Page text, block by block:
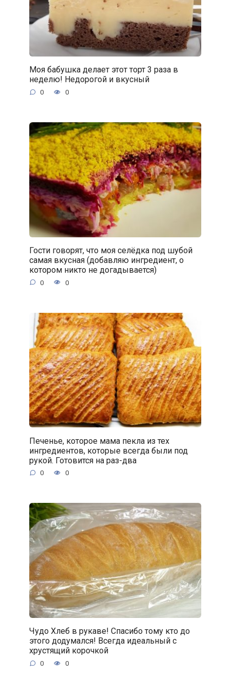
Моя бабушка делает этот торт 3 раза в
неделю! Недорогой и вкусный
0 0
Гости говорят, что моя селёдка под шубой
самая вкусная (добавляю ингредиент, о
котором никто не догадывается)
0 0
Печенье, которое мама пекла из тех
ингредиентов, которые всегда были под
рукой. Готовится на раз-два
0 0
Чудо Хлеб в рукаве! Спасибо тому кто до
этого додумался! Всегда идеальный с
хрустящий корочкой
0 0